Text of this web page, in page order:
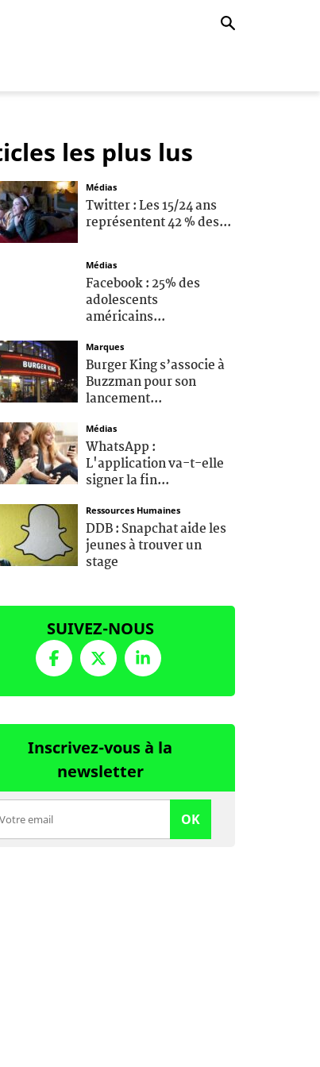
les plus lus
Médias
Twitter : Les 15/24 ans
représentent 42 % des...
Médias
Facebook : 25% des
adolescents
américains...
Marques
Burger King s’associe à
Buzzman pour son
lancement...
Médias
WhatsApp :
L'application va-t-elle
signer la fin...
Ressources Humaines
DDB : Snapchat aide les
jeunes à trouver un
stage
SUIVEZ-NOUS
Inscrivez-vous à la
newsletter
OK